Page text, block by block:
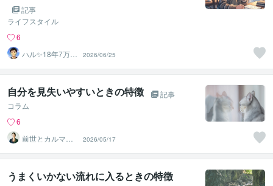
あなたへ
記事
ライフスタイル
6
ハル✨18年7万人
以上の実績×書籍
著者
2026/06/25
自分を見失いやすいときの特徴
記事
コラム
6
前世とカルマの
翻訳者 Haku
2026/05/17
うまくいかない流れに入るときの特徴